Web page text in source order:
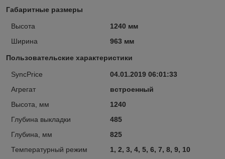
Габаритные размеры
Высота
1240 мм
Ширина
963 мм
Пользовательские характеристики
SyncPrice
04.01.2019 06:01:33
Агрегат
встроенный
Высота, мм
1240
Глубина выкладки
485
Глубина, мм
825
Температурный режим
1, 2, 3, 4, 5, 6, 7, 8, 9, 10